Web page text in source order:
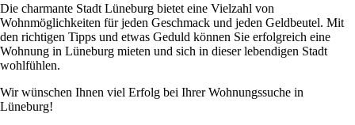
Die charmante Stadt Lüneburg bietet eine Vielzahl von
Wohnmöglichkeiten für jeden Geschmack und jeden Geldbeutel. Mit
den richtigen Tipps und etwas Geduld können Sie erfolgreich eine
Wohnung in Lüneburg mieten und sich in dieser lebendigen Stadt
wohlfühlen.
Wir wünschen Ihnen viel Erfolg bei Ihrer Wohnungssuche in
Lüneburg!